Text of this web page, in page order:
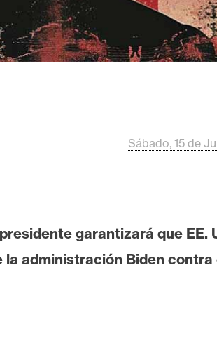
Sábado, 15 de
garantizará que EE.
administración Biden contra